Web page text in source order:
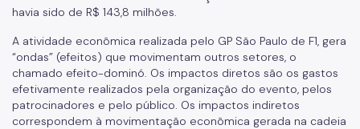
havia sido de R$ 143,8 milhões.
A atividade econômica realizada pelo GP São Paulo de F1, gera
“ondas” (efeitos) que movimentam outros setores, o
chamado efeito-dominó. Os impactos diretos são os gastos
efetivamente realizados pela organização do evento, pelos
patrocinadores e pelo público. Os impactos indiretos
correspondem à movimentação econômica gerada na cadeia